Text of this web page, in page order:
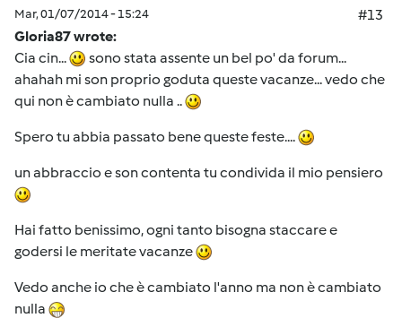
Mar, 01/07/2014 - 15:24
#13
Gloria87 wrote:
Cia cin...
sono stata assente un bel po' da forum...
ahahah mi son proprio goduta queste vacanze... vedo che
qui non è cambiato nulla ..
Spero tu abbia passato bene queste feste....
un abbraccio e son contenta tu condivida il mio pensiero
Hai fatto benissimo, ogni tanto bisogna staccare e
godersi le meritate vacanze
Vedo anche io che è cambiato l'anno ma non è cambiato
nulla